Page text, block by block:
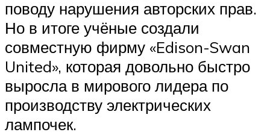
поводу нарушения авторских прав.
Но в итоге учёные создали
совместную фирму «Edison-Swan
United», которая довольно быстро
выросла в мирового лидера по
производству электрических
лампочек.